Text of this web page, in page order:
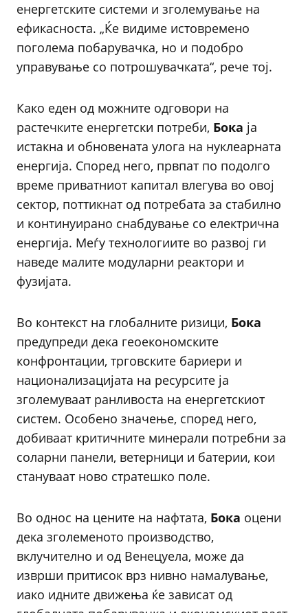
енергетските системи и зголемување на
ефикасноста. „Ќе видиме истовремено
поголема побарувачка, но и подобро
управување со потрошувачката“, рече тој.
Како еден од можните одговори на
растечките енергетски потреби, Бока ја
истакна и обновената улога на нуклеарната
енергија. Според него, првпат по подолго
време приватниот капитал влегува во овој
сектор, поттикнат од потребата за стабилно
и континуирано снабдување со електрична
енергија. Меѓу технологиите во развој ги
наведе малите модуларни реактори и
фузијата.
Во контекст на глобалните ризици, Бока
предупреди дека геоекономските
конфронтации, трговските бариери и
национализацијата на ресурсите ја
зголемуваат ранливоста на енергетскиот
систем. Особено значење, според него,
добиваат критичните минерали потребни за
соларни панели, ветерници и батерии, кои
стануваат ново стратешко поле.
Во однос на цените на нафтата, Бока оцени
дека зголеменото производство,
вклучително и од Венецуела, може да
изврши притисок врз нивно намалување,
иако идните движења ќе зависат од